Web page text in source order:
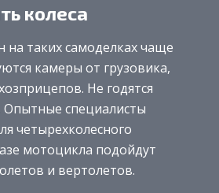
колеса
на таких самоделках чаще
камеры от грузовика,
Не годятся
Опытные специалисты
четырехколесного
мотоцикла подойдут
и вертолетов.